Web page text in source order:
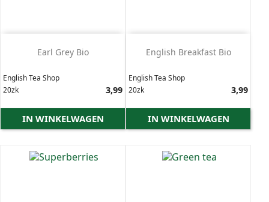
Earl Grey Bio
English Tea Shop
20zk
3,99
IN WINKELWAGEN
English Breakfast Bio
English Tea Shop
20zk
3,99
IN WINKELWAGEN